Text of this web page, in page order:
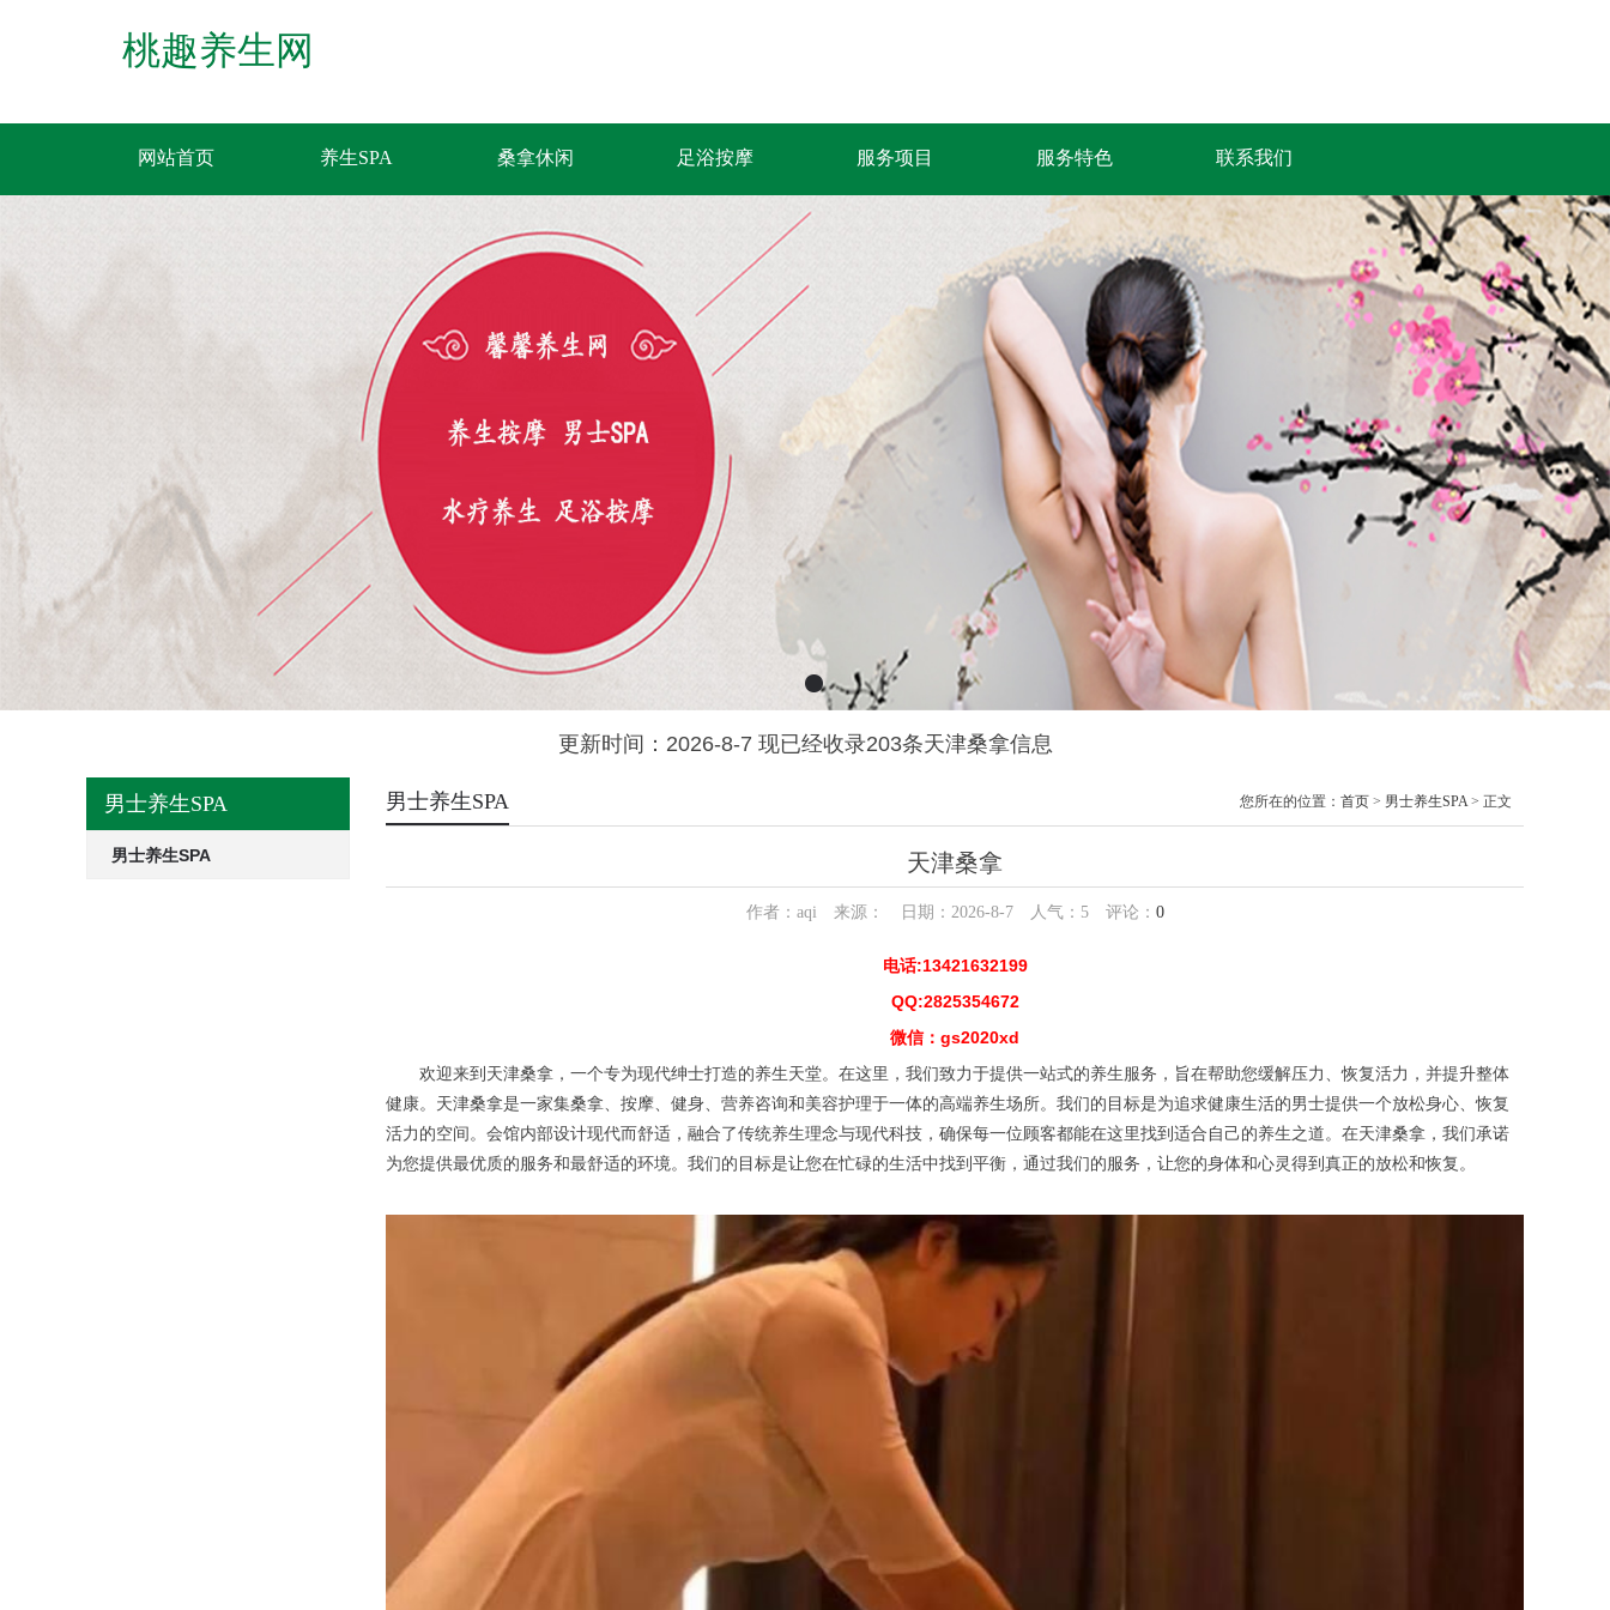
桃趣养生网
网站首页 养生SPA 桑拿休闲 足浴按摩 服务项目 服务特色 联系我们
更新时间：2026-8-7 现已经收录203条天津桑拿信息
男士养生SPA
男士养生SPA
男士养生SPA 您所在的位置： 首页 > 男士养生SPA> 正文
天津桑拿
作者：aqi 来源： 日期：2026-8-7 人气： 5评论： 0
电话:13421632199
QQ:2825354672
微信：gs2020xd
欢迎来到天津桑拿，一个专为现代绅士打造的养生天堂。在这里，我们致力于提供一站式的养生服务，旨在帮助您缓解压力、恢复活力，并提升整体
健康。天津桑拿是一家集桑拿、按摩、健身、营养咨询和美容护理于一体的高端养生场所。我们的目标是为追求健康生活的男士提供一个放松身心、恢复
活力的空间。会馆内部设计现代而舒适，融合了传统养生理念与现代科技，确保每一位顾客都能在这里找到适合自己的养生之道。在天津桑拿，我们承诺
为您提供最优质的服务和最舒适的环境。我们的目标是让您在忙碌的生活中找到平衡，通过我们的服务，让您的身体和心灵得到真正的放松和恢复。